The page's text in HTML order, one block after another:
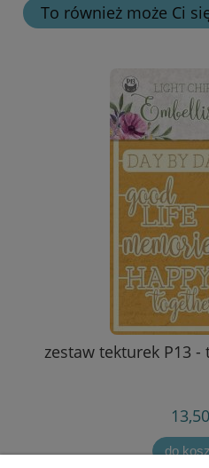
To również może Ci
zestaw tekturek P13
do